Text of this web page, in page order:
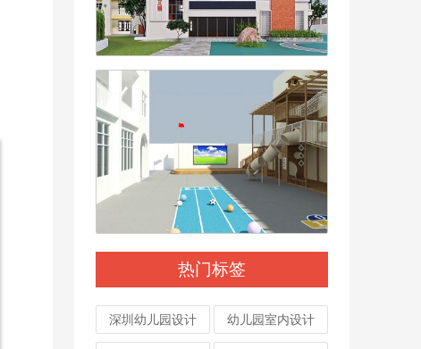
热门标签
深圳幼儿园设计 幼儿园室内设计